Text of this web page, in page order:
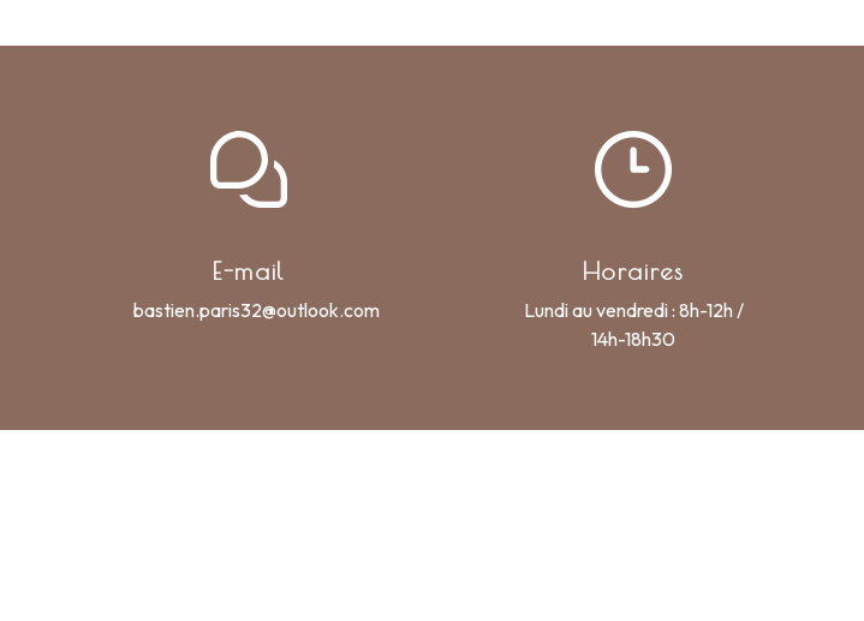
E-mail
bastien.paris32@outlook.com
Horaires
Lundi au vendredi : 8h-12h /
14h-18h30